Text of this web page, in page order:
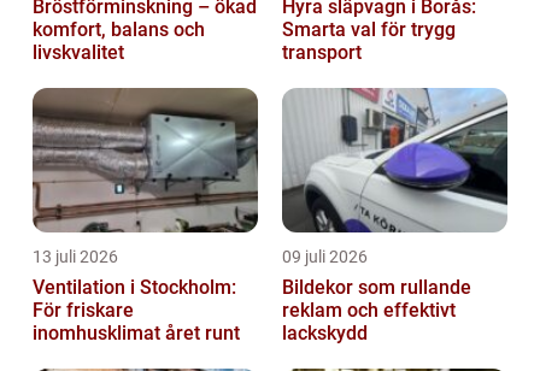
Bröstförminskning – ökad
komfort, balans och
livskvalitet
Hyra släpvagn i Borås:
Smarta val för trygg
transport
13 juli 2026
Ventilation i Stockholm:
För friskare
inomhusklimat året runt
09 juli 2026
Bildekor som rullande
reklam och effektivt
lackskydd